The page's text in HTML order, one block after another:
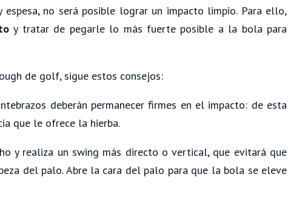
espesa, no será posible lograr un impacto limpio. Para ello,
y tratar de pegarle lo más fuerte posible a la bola para
de golf, sigue estos consejos:
deberán permanecer firmes en el impacto: de esta
que le ofrece la hierba.
y realiza un swing más directo o vertical, que evitará que
del palo. Abre la cara del palo para que la bola se eleve